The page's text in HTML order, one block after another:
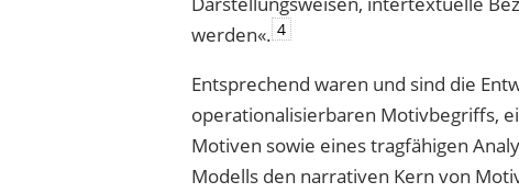
werden«. 4
Entsprechend waren und sind die
operationalisierbaren Motivbegriffs,
Motiven sowie eines tragfähigen
Modells den narrativen Kern von